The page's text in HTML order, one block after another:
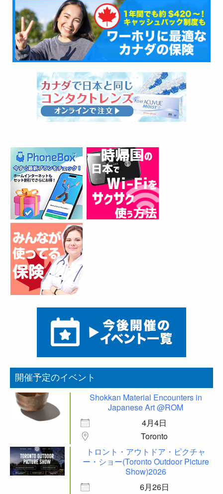
開催予定のイベント
Shokkan Material Encounters in
Japanese Art @ROM
4月4日
Toronto
トロント・アウトドア・ピクチャ
ー・ショー(Toronto Outdoor Picture
Show)2026
6月26日